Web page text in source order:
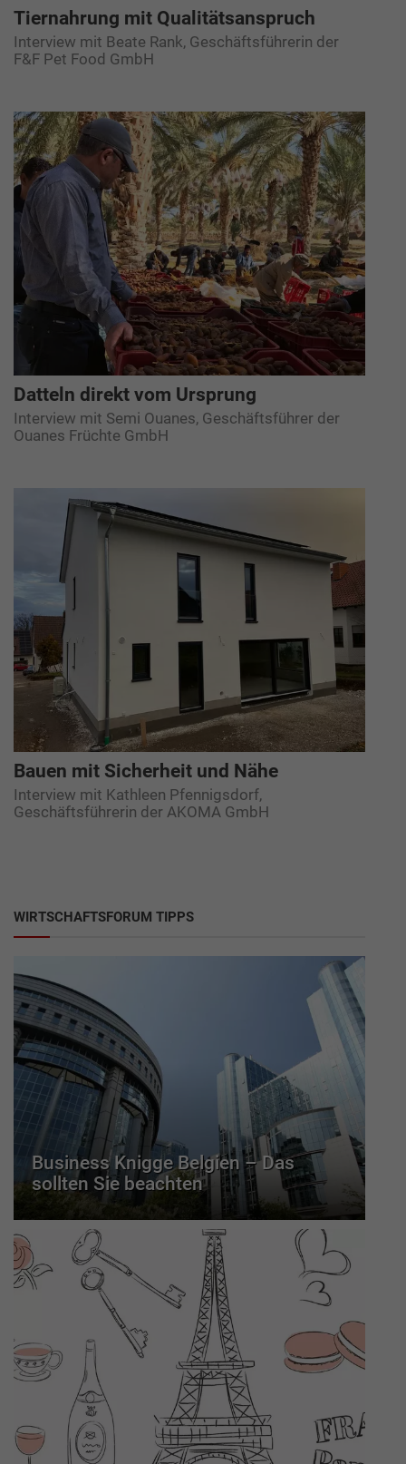
Tiernahrung mit Qualitätsanspruch
Interview mit Beate Rank, Geschäftsführerin der
F&F Pet Food GmbH
Datteln direkt vom Ursprung
Interview mit Semi Ouanes, Geschäftsführer der
Ouanes Früchte GmbH
Bauen mit Sicherheit und Nähe
Interview mit Kathleen Pfennigsdorf,
Geschäftsführerin der AKOMA GmbH
WIRTSCHAFTSFORUM TIPPS
Business Knigge Belgien – Das
sollten Sie beachten